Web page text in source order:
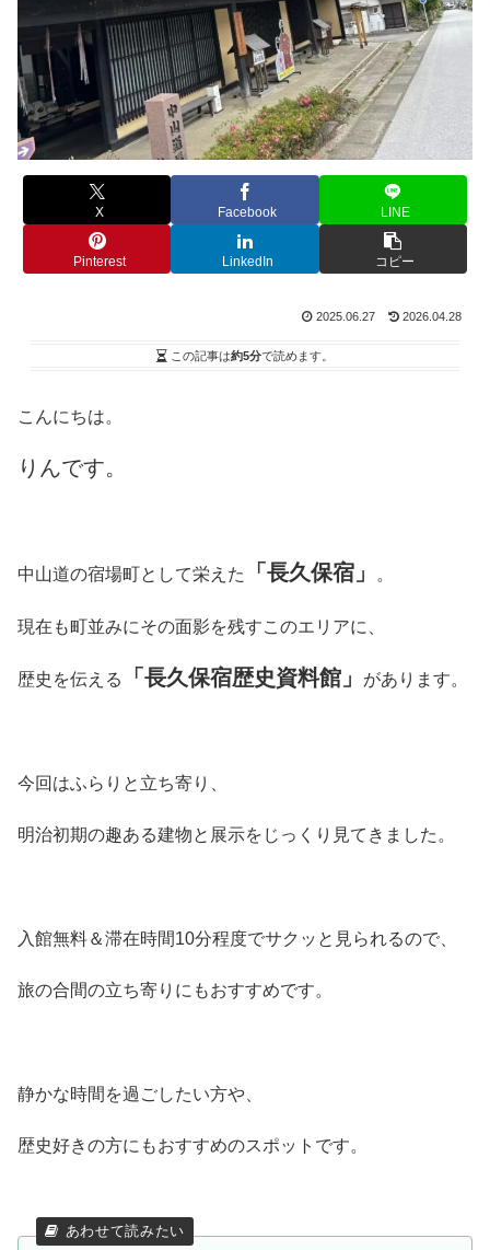
X Facebook LINE
Pinterest LinkedIn コピー
2025.06.27 2026.04.28
この記事は約5分で読めます。
こんにちは。
りんです。
中山道の宿場町として栄えた 「長久保宿」 。
現在も町並みにその面影を残すこのエリアに、
歴史を伝える 「長久保宿歴史資料館」 があります。
今回はふらりと立ち寄り、
明治初期の趣ある建物と展示をじっくり見てきました。
入館無料＆滞在時間10分程度でサクッと見られるので、
旅の合間の立ち寄りにもおすすめです。
静かな時間を過ごしたい方や、
歴史好きの方にもおすすめのスポットです。